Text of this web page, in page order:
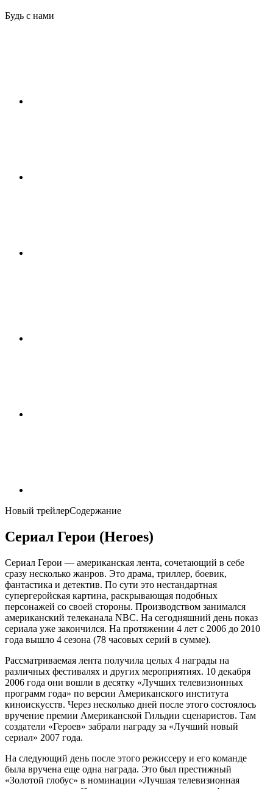
Будь с нами
Новый трейлерСодержание
Сериал Герои (Heroes)
Сериал Герои — американская лента, сочетающий в себе
сразу несколько жанров. Это драма, триллер, боевик,
фантастика и детектив. По сути это нестандартная
супергеройская картина, раскрывающая подобных
персонажей со своей стороны. Производством занимался
американский телеканала NBC. На сегодняшний день показ
сериала уже закончился. На протяжении 4 лет с 2006 до 2010
года вышло 4 сезона (78 часовых серий в сумме).
Рассматриваемая лента получила целых 4 награды на
различных фестивалях и других мероприятиях. 10 декабря
2006 года они вошли в десятку «Лучших телевизионных
программ года» по версии Американского института
киноискусств. Через несколько дней после этого состоялось
вручение премии Американской Гильдии сценаристов. Там
создатели «Героев» забрали награду за «Лучший новый
сериал» 2007 года.
На следующий день после этого режиссеру и его команде
была вручена еще одна награда. Это был престижный
«Золотой глобус» в номинации «Лучшая телевизионная